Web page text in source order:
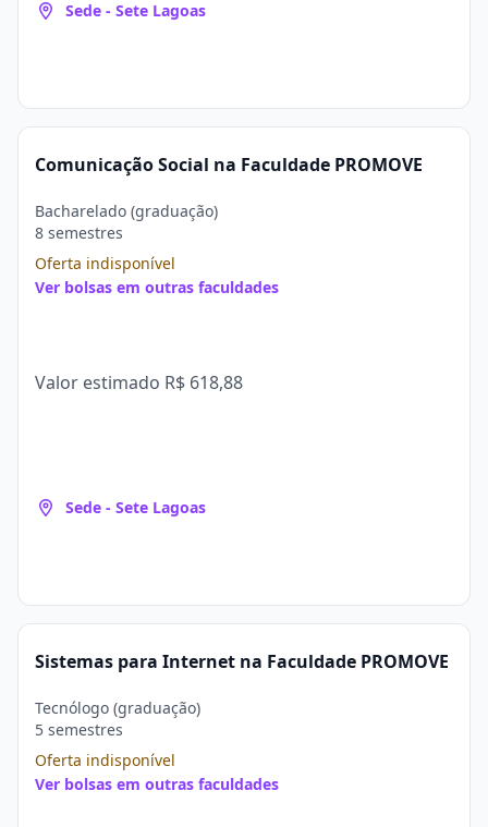
Sede - Sete Lagoas
Comunicação Social na Faculdade PROMOVE
Bacharelado (graduação)
8 semestres
Oferta indisponível
Ver bolsas em outras faculdades
Valor estimado R$ 618,88
Sede - Sete Lagoas
Sistemas para Internet na Faculdade PROMOVE
Tecnólogo (graduação)
5 semestres
Oferta indisponível
Ver bolsas em outras faculdades